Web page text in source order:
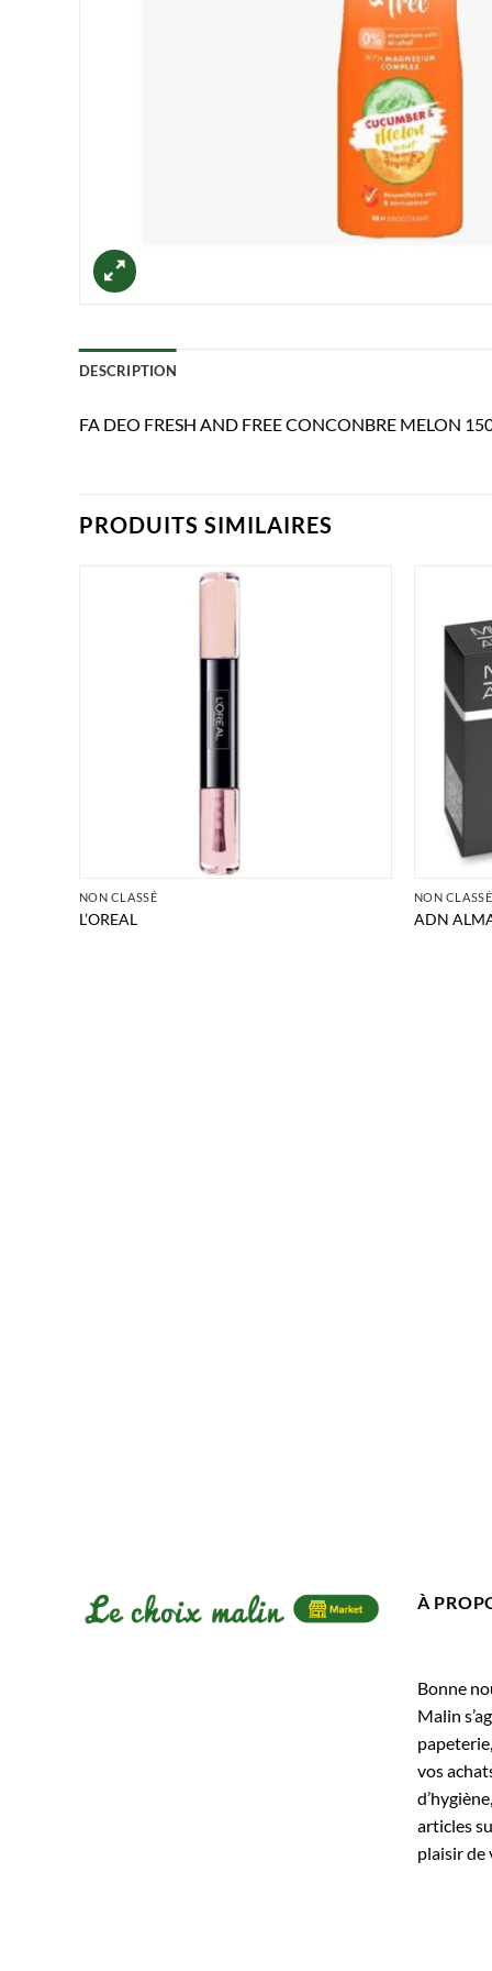
DESCRIPTION
FA DEO FRESH AND FREE CONCONBRE MELON
PRODUITS SIMILAIRES
NON CLASSÉ
L’OREAL
NON CLASSÉ
ADN
À
Bonne
Malin
vos
articles
plaisir de